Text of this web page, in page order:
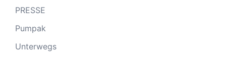
PRESSE
Pumpak
Unterwegs